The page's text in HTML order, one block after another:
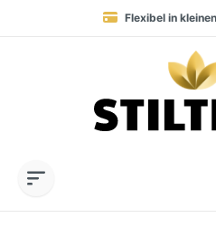
Flexibel in
Blitzversand in 1-2 +49
Dauerhaft hohe
SSL-verschlüsselt